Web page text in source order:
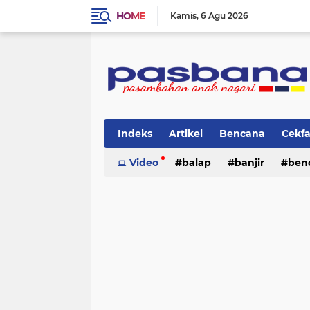
HOME Kamis 6 Agu 2026
Indeks Artikel Bencana
Musik Olahraga Pariwisata
Video balap banjir